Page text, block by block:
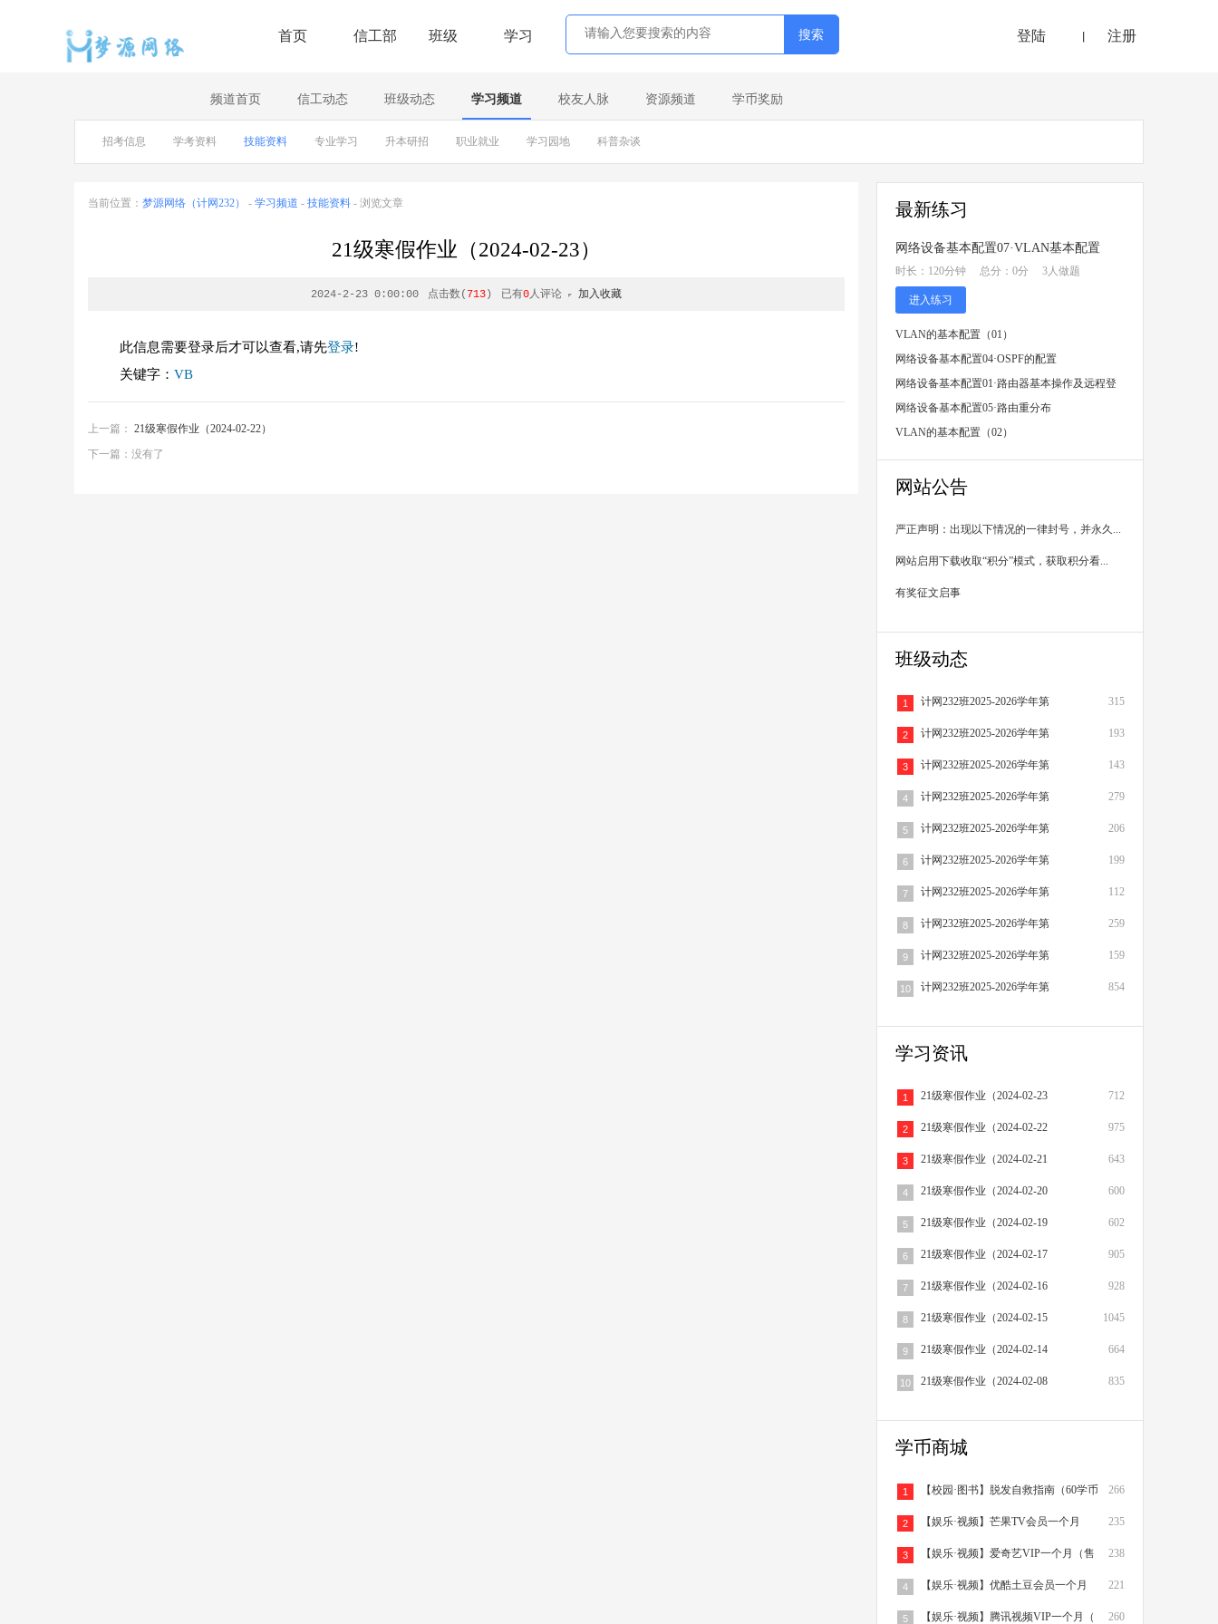
首页 信工部 班级 学习 登陆 注册
频道首页 信工动态 班级动态 学习频道 校友人脉 资源频道 学币奖励
招考信息 学考资料 技能资料 专业学习 升本研招 职业就业 学习园地 科普杂谈
当前位置： 梦源网络（计网232） - 学习频道 - 技能资料 - 浏览文章
21级寒假作业（2024-02-23）
2024-2-23 0:00:00 点击数( 713 ) 已有0人评论 加入收藏
此信息需要登录后才可以查看,请先登录!
关键字： VB
上一篇： 21级寒假作业（2024-02-22）
下一篇：没有了
最新练习
网络设备基本配置07·VLAN基本配置
时长：120分钟 总分：0分 3人做题
进入练习
VLAN的基本配置（01）
网络设备基本配置04·OSPF的配置
网络设备基本配置01·路由器基本操作及远程登
录配置
网络设备基本配置05·路由重分布
VLAN的基本配置（02）
网站公告
严正声明：出现以下情况的一律封号，并永久...
网站启用下载收取“积分”模式，获取积分看...
有奖征文启事
班级动态
315
1 计网232班2025-2026学年第
193
2 计网232班2025-2026学年第
143
3 计网232班2025-2026学年第
279
4 计网232班2025-2026学年第
206
5 计网232班2025-2026学年第
199
6 计网232班2025-2026学年第
112
7 计网232班2025-2026学年第
259
8 计网232班2025-2026学年第
159
9 计网232班2025-2026学年第
854
10 计网232班2025-2026学年第
学习资讯
712
1 21级寒假作业（2024-02-23
975
2 21级寒假作业（2024-02-22
643
3 21级寒假作业（2024-02-21
600
4 21级寒假作业（2024-02-20
602
5 21级寒假作业（2024-02-19
905
6 21级寒假作业（2024-02-17
928
7 21级寒假作业（2024-02-16
1045
8 21级寒假作业（2024-02-15
664
9 21级寒假作业（2024-02-14
835
10 21级寒假作业（2024-02-08
学币商城
266
1 【校园·图书】脱发自救指南（60学币
235
2 【娱乐·视频】芒果TV会员一个月
（售 238
3 【娱乐·视频】爱奇艺VIP一个月（售
221
4 【娱乐·视频】优酷土豆会员一个月
（售 260
5 【娱乐·视频】腾讯视频VIP一个月（